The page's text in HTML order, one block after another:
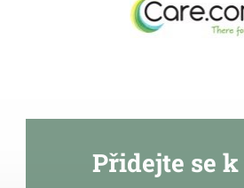
Přidejte se